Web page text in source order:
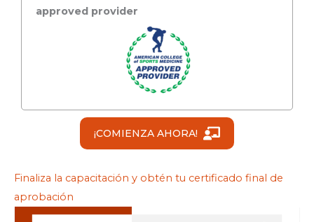
approved provider
¡COMIENZA AHORA!
Finaliza la capacitación y obtén tu certificado final de
aprobación